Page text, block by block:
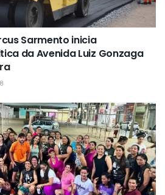
Sarmento inicia
da Avenida Luiz Gonzaga